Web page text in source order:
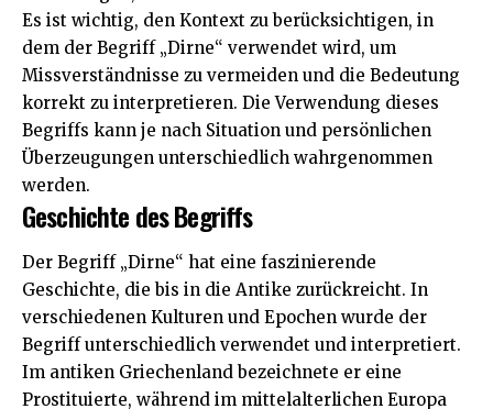
Es ist wichtig, den Kontext zu berücksichtigen, in
dem der Begriff „Dirne“ verwendet wird, um
Missverständnisse zu vermeiden und die Bedeutung
korrekt zu interpretieren. Die Verwendung dieses
Begriffs kann je nach Situation und persönlichen
Überzeugungen unterschiedlich wahrgenommen
werden.
Geschichte des Begriffs
Der Begriff „Dirne“ hat eine faszinierende
Geschichte, die bis in die Antike zurückreicht. In
verschiedenen Kulturen und Epochen wurde der
Begriff unterschiedlich verwendet und interpretiert.
Im antiken Griechenland bezeichnete er eine
Prostituierte, während im mittelalterlichen Europa